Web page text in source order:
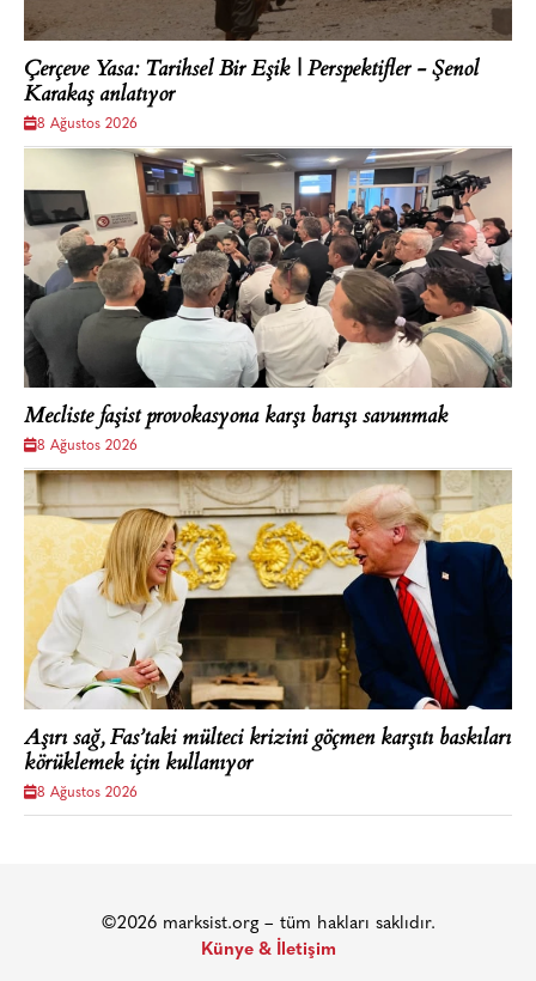
Çerçeve Yasa: Tarihsel Bir Eşik | Perspektifler - Şenol
Karakaş anlatıyor
8 Ağustos 2026
Mecliste faşist provokasyona karşı barışı savunmak
8 Ağustos 2026
Aşırı sağ, Fas’taki mülteci krizini göçmen karşıtı baskıları
körüklemek için kullanıyor
8 Ağustos 2026
©2026 marksist.org – tüm hakları saklıdır.
Künye & İletişim